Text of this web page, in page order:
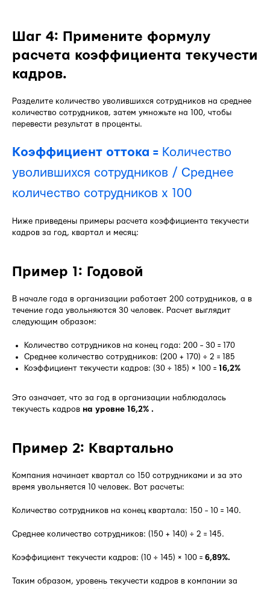
Шаг 4: Примените формулу
расчета коэффициента текучести
кадров.
Разделите количество уволившихся сотрудников на среднее
количество сотрудников, затем умножьте на 100, чтобы
перевести результат в проценты.
Коэффициент оттока = Количество
уволившихся сотрудников / Среднее
количество сотрудников x 100
Ниже приведены примеры расчета коэффициента текучести
кадров за год, квартал и месяц:
Пример 1: Годовой
В начале года в организации работает 200 сотрудников, а в
течение года увольняются 30 человек. Расчет выглядит
следующим образом:
Количество сотрудников на конец года: 200 − 30 = 170
Среднее количество сотрудников: (200 + 170) ÷ 2 = 185
Коэффициент текучести кадров: (30 ÷ 185) × 100 = 16,2%
Это означает, что за год в организации наблюдалась
текучесть кадров на уровне 16,2% .
Пример 2: Квартально
Компания начинает квартал со 150 сотрудниками и за это
время увольняется 10 человек. Вот расчеты:
Количество сотрудников на конец квартала: 150 − 10 = 140.
Среднее количество сотрудников: (150 + 140) ÷ 2 = 145.
Коэффициент текучести кадров: (10 ÷ 145) × 100 = 6,89%.
Таким образом, уровень текучести кадров в компании за